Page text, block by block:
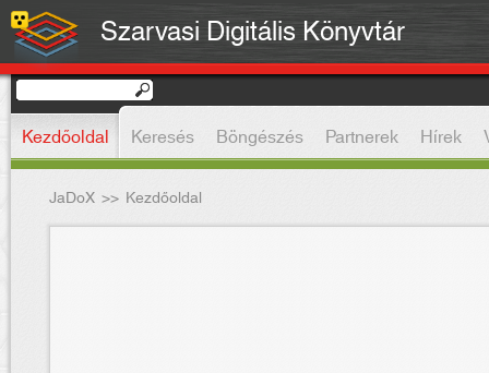
Szarvasi Digitális Könyvtár
Kezdőoldal Keresés Böngészés Partnerek Hírek
JaDoX >> Kezdőoldal